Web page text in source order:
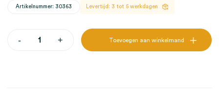
Artikelnummer: 30363 Levertijd: 3 tot 5 werkdagen
- + Toevoegen aan winkelmand